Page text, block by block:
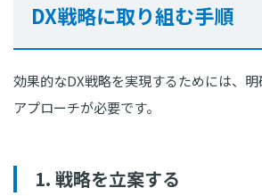
DX戦略に取り組む手順
効果的なDX戦略を実現するためには、
アプローチが必要です。
1. 戦略を立案する